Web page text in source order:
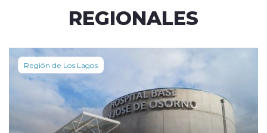
REGIONALES
Región de Los Lagos